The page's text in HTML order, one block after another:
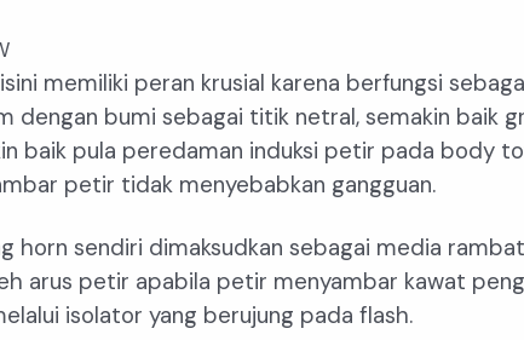
memiliki peran krusial karena berfungsi
dengan bumi sebagai titik netral, semakin baik
baik pula peredaman induksi petir pada body
petir tidak menyebabkan gangguan.
horn sendiri dimaksudkan sebagai media
arus petir apabila petir menyambar kawat
isolator yang berujung pada flash.